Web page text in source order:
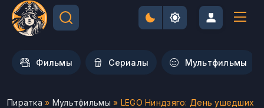
Фильмы Сериалы Мультфильмы
Пиратка » Мультфильмы » LEGO Ниндзяго: День ушедших